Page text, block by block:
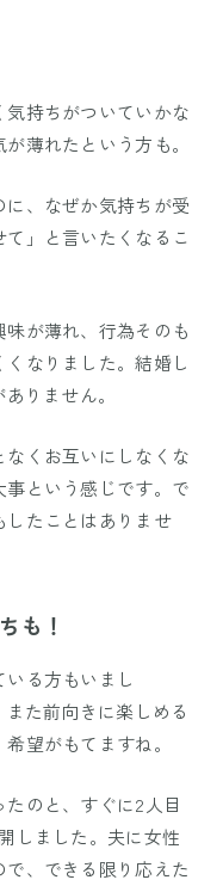
持ちがついていかな
薄れたという方も。
に、なぜか気持ちが受
」と言いたくなるこ
味が薄れ、行為そのも
なりました。結婚し
りません。
なくお互いにしなくな
という感じです。で
したことはありませ
も！
る方もいまし
た前向きに楽しめる
望がもてますね。
のと、すぐに2人目
しました。夫に女性
、できる限り応えた